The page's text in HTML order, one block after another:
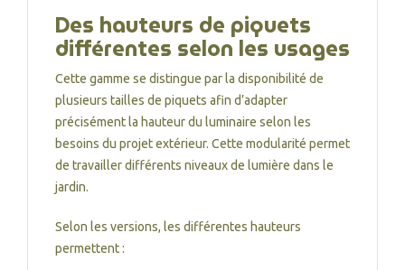
Des hauteurs de piquets
différentes selon les usages
Cette gamme se distingue par la disponibilité de
plusieurs tailles de piquets afin d’adapter
précisément la hauteur du luminaire selon les
besoins du projet extérieur. Cette modularité permet
de travailler différents niveaux de lumière dans le
jardin.
Selon les versions, les différentes hauteurs
permettent :